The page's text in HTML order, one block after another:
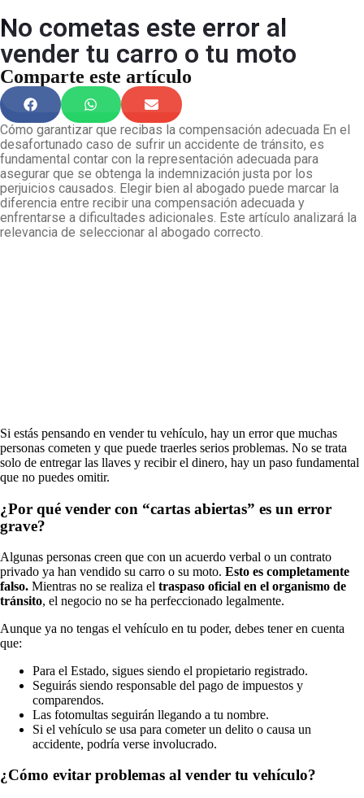
No cometas este error al
vender tu carro o tu moto
Comparte este artículo
Cómo garantizar que recibas la compensación adecuada En el
desafortunado caso de sufrir un accidente de tránsito, es
fundamental contar con la representación adecuada para
asegurar que se obtenga la indemnización justa por los
perjuicios causados. Elegir bien al abogado puede marcar la
diferencia entre recibir una compensación adecuada y
enfrentarse a dificultades adicionales. Este artículo analizará la
relevancia de seleccionar al abogado correcto.
Si estás pensando en vender tu vehículo, hay un error que muchas
personas cometen y que puede traerles serios problemas. No se trata
solo de entregar las llaves y recibir el dinero, hay un paso fundamental
que no puedes omitir.
¿Por qué vender con “cartas abiertas” es un error
grave?
Algunas personas creen que con un acuerdo verbal o un contrato
privado ya han vendido su carro o su moto. Esto es completamente
falso. Mientras no se realiza el traspaso oficial en el organismo de
tránsito, el negocio no se ha perfeccionado legalmente.
Aunque ya no tengas el vehículo en tu poder, debes tener en cuenta
que:
Para el Estado, sigues siendo el propietario registrado.
Seguirás siendo responsable del pago de impuestos y
comparendos.
Las fotomultas seguirán llegando a tu nombre.
Si el vehículo se usa para cometer un delito o causa un
accidente, podría verse involucrado.
¿Cómo evitar problemas al vender tu vehículo?